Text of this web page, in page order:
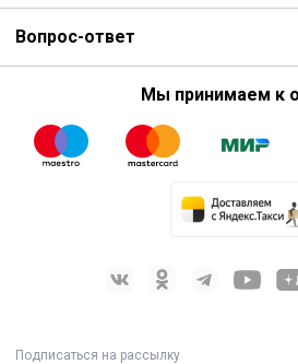
Вопрос-ответ
Мы принимаем к
Подписаться на рассылку